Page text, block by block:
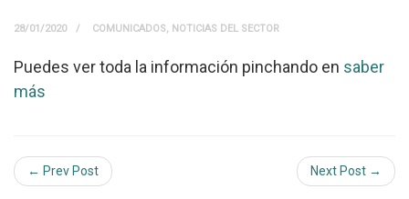
28/01/2020 COMUNICADOS, NOTICIAS DEL SECTOR
Puedes ver toda la información pinchando en saber
más
← Prev Post Next Post →